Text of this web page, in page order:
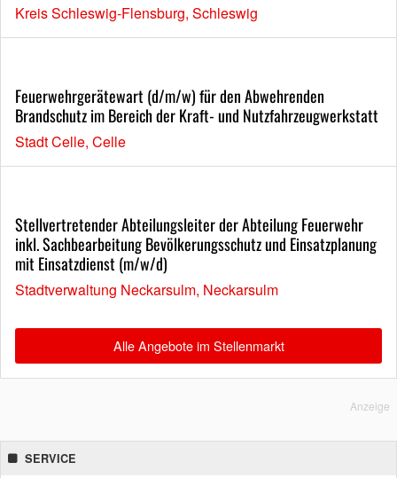
Kreis Schleswig-Flensburg, Schleswig
Feuerwehrgerätewart (d/m/w) für den Abwehrenden
Brandschutz im Bereich der Kraft- und Nutzfahrzeugwerkstatt
Stadt Celle, Celle
Stellvertretender Abteilungsleiter der Abteilung Feuerwehr
inkl. Sachbearbeitung Bevölkerungsschutz und Einsatzplanung
mit Einsatzdienst (m/w/d)
Stadtverwaltung Neckarsulm, Neckarsulm
Alle Angebote im Stellenmarkt
Anzeige
SERVICE